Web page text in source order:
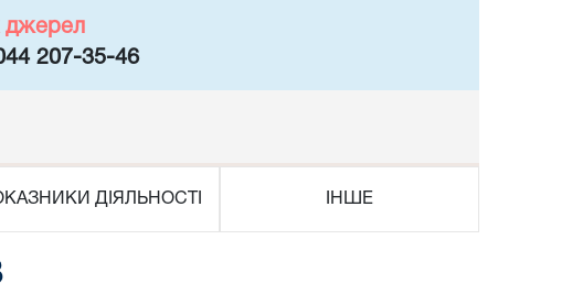
джерел
207-35-46
ДІЯЛЬНОСТІ ІНШЕ